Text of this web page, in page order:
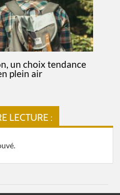
un choix tendance
plein air
LECTURE :